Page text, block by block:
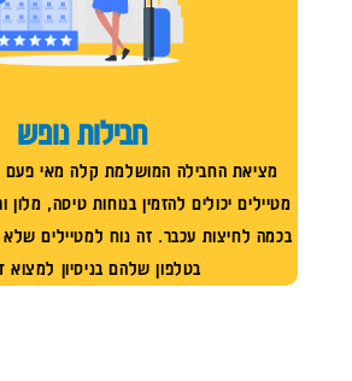
חבילות נופש
מציאת החבילה המושלמת קלה מאי פעם
מטיילים יכולים להזמין בנוחות טיסה,
בכמה לחיצות עכבר. זה נוח למטיילים
בטלפון שלהם בניסיון למצוא